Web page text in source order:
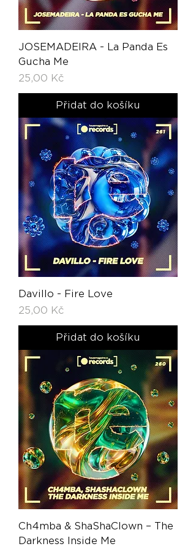
JOSEMADEIRA - La Panda Es
Gucha Me
Cena
25,00 Kč
Přidat do košíku
Davillo - Fire Love
Cena
25,00 Kč
Přidat do košíku
Ch4mba & ShaShaClown – The
Darkness Inside Me